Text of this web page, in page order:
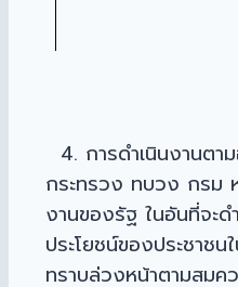
4. การดำเนินงานตา
กระทรวง ทบวง กรม
งานของรัฐ ในอันที่จะ
ประโยชน์ของประชาช
ทราบล่วงหน้าตามสมค